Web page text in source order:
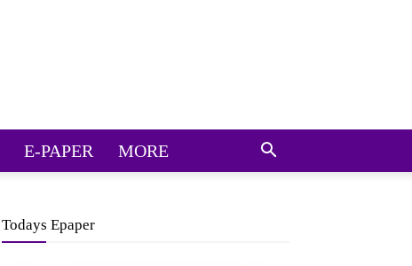
E-PAPER MORE
Todays Epaper